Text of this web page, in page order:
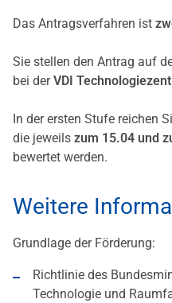
Das Antragsverfahren ist
Sie stellen den Antrag auf
bei derVDI
In der ersten Stufe reichen
die jeweils zum 15.04 und
bewertet werden.
Weitere
Grundlage der Förderung:
Richtlinie des
Technologie und